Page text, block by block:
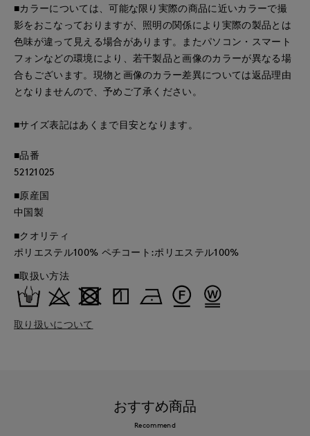
■カラーについては、可能な限り実際の商品に近いカラーで撮
影をおこなっておりますが、照明の関係により実際の製品とは
色味が違って見える場合があります。またパソコン・スマート
フォンなどの環境により、若干製品と画像のカラーが異なる場
合もございます。現物と画像のカラー差異については返品理由
となりませんので、予めご了承ください。
■サイズ表記はあくまで目安となります。
■品番
52121025
■原産国
中国製
■クオリティ
ポリエステル100% ペチコート:ポリエステル100%
■取扱い方法
取り扱いについて
おすすめ商品
Recommend